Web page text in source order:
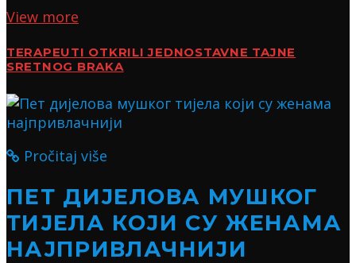
View more
TERAPEUTI OTKRILI JEDNOSTAVNE TAJNE
SRETNOG BRAKA
Pročitaj više
ПЕТ ДИЈЕЛОВА МУШКОГ
ТИЈЕЛА КОЈИ СУ ЖЕНАМА
НАЈПРИВЛАЧНИЈИ